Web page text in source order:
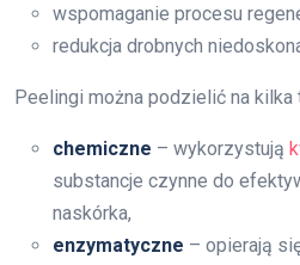
wspomaganie procesu
redukcja drobnych
Peelingi można podzielić na kilka
chemiczne – wykorzystują
substancje czynne do
naskórka,
enzymatyczne – opierają